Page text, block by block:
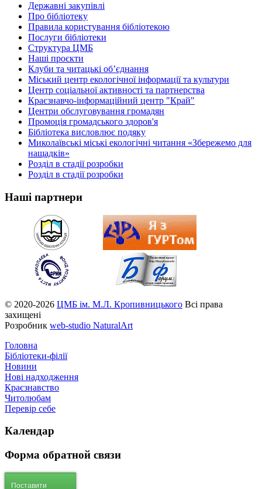
Державні закупівлі
Про бібліотеку
Правила користування бібліотекою
Послуги бібліотеки
Структура ЦМБ
Наші проєкти
Клуби та читацькі об’єднання
Міський центр екологічної інформації та культури
Центр соціальної активності та партнерства
Краєзнавчо-інформаційний центр "Край"
Центри обслуговування громадян
Промоція громадського здоров'я
Бібліотека висловлює подяку
Миколаївські міські екологічні читання «Збережемо для
нащадків»
Розділ в стадії розробки
Розділ в стадії розробки
Наші партнери
© 2020-2026 ЦМБ ім. М.Л. Кропивницького Всі права
захищені
Розробник web-studio NaturalArt
Головна
Бібліотеки-філії
Новини
Нові надходження
Краєзнавство
Читолюбам
Перевір себе
Календар
Форма обратной связи
Поставити